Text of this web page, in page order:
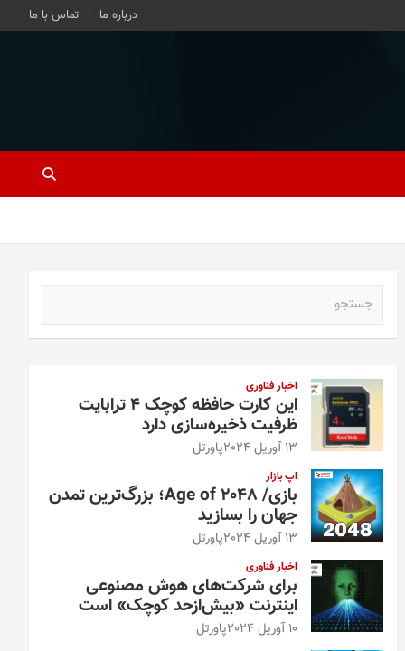
درباره ما تماس با ما
اخبار فناوری
این کارت حافظه کوچک ۴ ترابایت
ظرفیت ذخیره‌سازی دارد
13 آوریل 2024 پاورتل
اپ بازار
بازی/ Age of 2048؛ بزرگ‌ترین تمدن
جهان را بسازید
13 آوریل 2024 پاورتل
اخبار فناوری
برای شرکت‌های هوش مصنوعی
اینترنت «بیش‌از‌حد کوچک» است
10 آوریل 2024 پاورتل